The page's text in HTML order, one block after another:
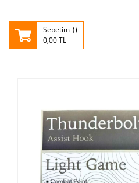
Sepetim
0,00 TL